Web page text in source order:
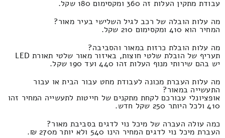
עבודת מתקין העלות זה 360 ומקסימום 180 שקל.
מה עלות הובלה של רכב לגיל השלישי בעיר מאור?
המחיר הוא 410 ומקסימום 210 שקל.
מה עלות הובלת כרזות במאור והסביבה?
תעריף של הובלת שלטי חוצות, באיזור מאור שלטי תאורת LED
יש בהם שירותי מנוף העלות זהו 440 ועד 190 שקל.
מה עלות העברת מכונה לעבודת מחט עבור הבית או עבור
התעשייה במאור?
אופציונלי עבורכם לקחת מתקנים של חייטות לתעשייה המחיר זהו
410 ולכל היותר 250 שקל חדש.
כמה עולה העברה של מיכל נוי לדגים בסביבת מאור?
העברת מיכל נוי לדגים המחיר הינו 540 ולא יותר מ270 ₪.